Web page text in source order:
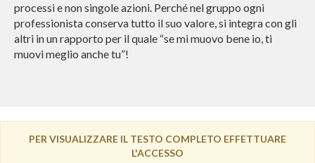
processi e non singole azioni. Perché nel gruppo ogni
professionista conserva tutto il suo valore, si integra con gli
altri in un rapporto per il quale “se mi muovo bene io, ti
muovi meglio anche tu”!
PER VISUALIZZARE IL TESTO COMPLETO EFFETTUARE
L'ACCESSO